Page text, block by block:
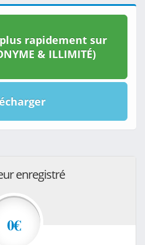
rapidement sur
& ILLIMITÉ)
enregistré
0€